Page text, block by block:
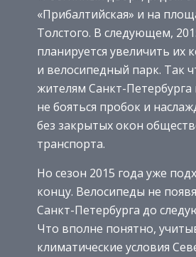
«Прибалтийская» и на
Толстого. В следующем,
планируется увеличить их
и велосипедный парк. Так
жителям Санкт-
не бояться пробок и
без закрытых окон
транспорта.
Но сезон 2015 года уже
концу. Велосипеды не
Санкт-Петербурга до
Что вполне понятно,
климатические условия